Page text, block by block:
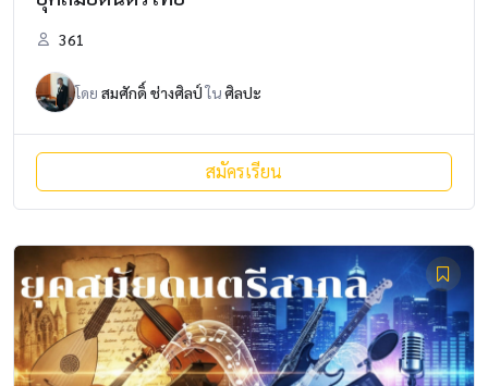
361
โดย สมศักดิ์ ช่างศิลป์ในศิลปะ
สมัครเรียน